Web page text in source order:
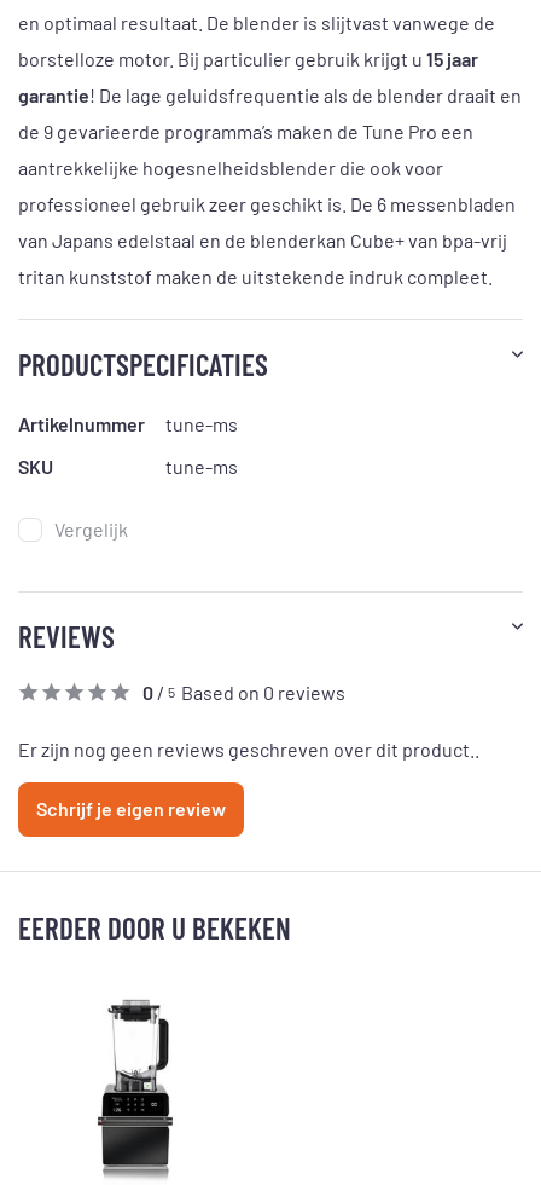
en optimaal resultaat. De blender is slijtvast vanwege de
borstelloze motor. Bij particulier gebruik krijgt u 15 jaar
garantie! De lage geluidsfrequentie als de blender draait en
de 9 gevarieerde programma’s maken de Tune Pro een
aantrekkelijke hogesnelheidsblender die ook voor
professioneel gebruik zeer geschikt is. De 6 messenbladen
van Japans edelstaal en de blenderkan Cube+ van bpa-vrij
tritan kunststof maken de uitstekende indruk compleet.
PRODUCTSPECIFICATIES
Artikelnummer
tune-ms
SKU
tune-ms
Vergelijk
REVIEWS
0 / 5 Based on 0 reviews
Er zijn nog geen reviews geschreven over dit product..
Schrijf je eigen review
EERDER DOOR U BEKEKEN